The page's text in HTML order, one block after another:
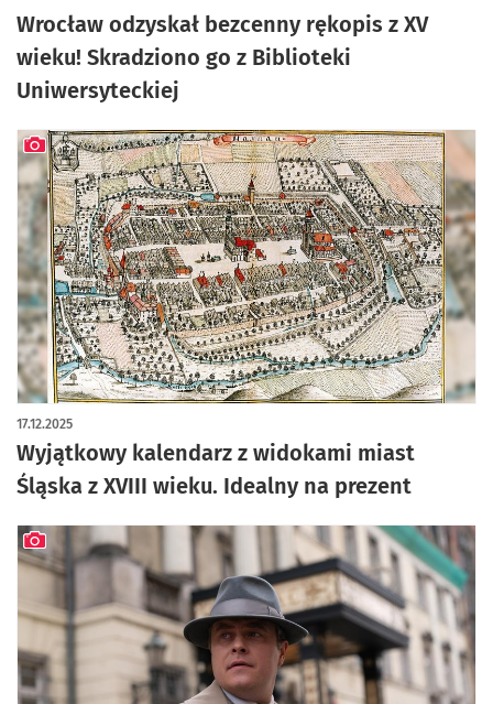
Wrocław odzyskał bezcenny rękopis z XV
wieku! Skradziono go z Biblioteki
Uniwersyteckiej
Wyjątkowy kalendarz z widokami miast
Śląska z XVIII wieku. Idealny na prezent
17.12.2025
artykuł z galerią zdjęć